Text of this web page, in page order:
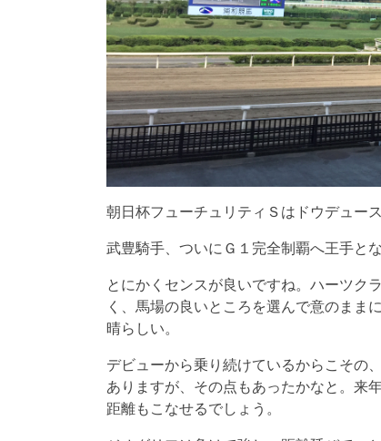
朝日杯フューチュリティＳはドウデュース
武豊騎手、ついにＧ１完全制覇へ王手とな
とにかくセンスが良いですね。ハーツク
く、馬場の良いところを選んで意のまま
晴らしい。
デビューから乗り続けているからこその
ありますが、その点もあったかなと。来
距離もこなせるでしょう。